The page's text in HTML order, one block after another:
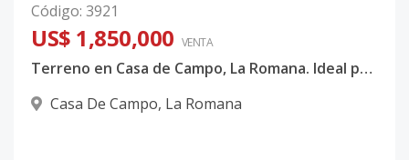
Código: 3921
US$ 1,850,000 VENTA
Terreno en Casa de Campo, La Romana. Ideal para villas, viviendas o inversión
Casa De Campo, La Romana